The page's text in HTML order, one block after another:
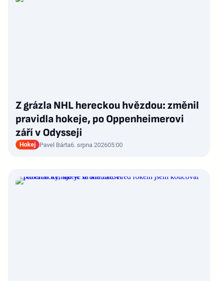
Z grázla NHL hereckou hvězdou: změnil
pravidla hokeje, po Oppenheimerovi
září v Odysseji
Hokej Pavel Bárta6. srpna 202605:00